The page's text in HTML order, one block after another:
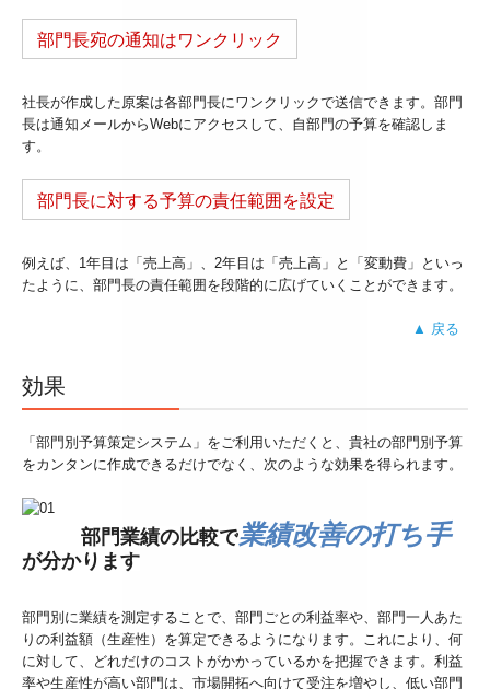
部門長宛の通知はワンクリック
社長が作成した原案は各部門長にワンクリックで送信できます。部門
長は通知メールからWebにアクセスして、自部門の予算を確認しま
す。
部門長に対する予算の責任範囲を設定
例えば、1年目は「売上高」、2年目は「売上高」と「変動費」といっ
たように、部門長の責任範囲を段階的に広げていくことができます。
▲ 戻る
効果
「部門別予算策定システム」をご利用いただくと、貴社の部門別予算
をカンタンに作成できるだけでなく、次のような効果を得られます。
部門業績の比較で業績改善の打ち手
が分かります
部門別に業績を測定することで、部門ごとの利益率や、部門一人あた
りの利益額（生産性）を算定できるようになります。これにより、何
に対して、どれだけのコストがかかっているかを把握できます。利益
率や生産性が高い部門は、市場開拓へ向けて受注を増やし、低い部門